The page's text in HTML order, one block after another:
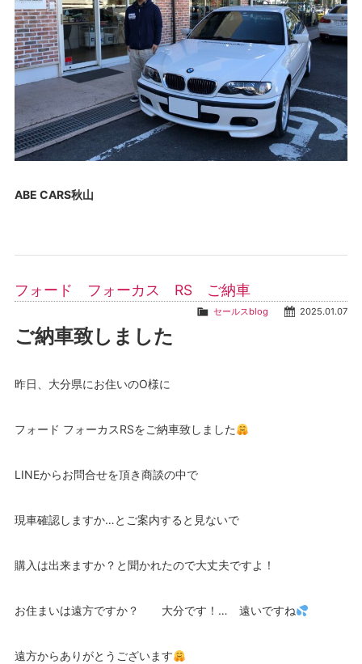
ABE CARS秋山
フォード フォーカス RS ご納車
2025.01.07
セールスblog
ご納車致しました
昨日、大分県にお住いのO様に
フォード フォーカスRSをご納車致しました
LINEからお問合せを頂き商談の中で
現車確認しますか…とご案内すると見ないで
購入は出来ますか？と聞かれたので大丈夫ですよ！
お住まいは遠方ですか？ 大分です！… 遠いですね
遠方からありがとうございます